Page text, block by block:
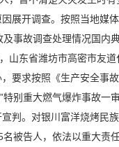
展开调查。按照当地媒
及事故调查处理情况国
山东省潍坊市高密市友
要求按照《生产安全事
特别重大燃气爆炸事故
判。对银川富洋烧烤民
被告人，依法以重大责